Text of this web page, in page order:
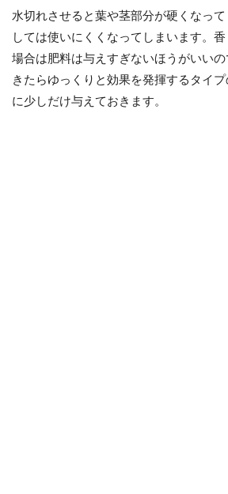
水切れさせると葉や茎部分が硬くなっ
しては使いにくくなってしまいます。
場合は肥料は与えすぎないほうがいい
きたらゆっくりと効果を発揮するタイ
に少しだけ与えておきます。